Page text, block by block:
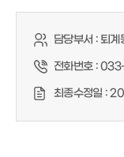
담당부서 :퇴계
전화번호 :
최종수정일 :